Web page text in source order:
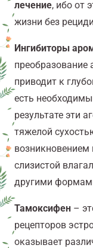
лечение, ибо от
жизни без
Ингибиторы
преобразование
приводит к
есть
результате эти
тяжелой
возникновением
слизистой
другими
Тамоксифен –
рецепторов
оказывает